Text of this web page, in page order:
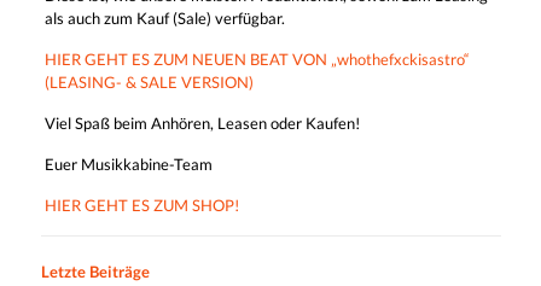
als auch zum Kauf (Sale) verfügbar.
HIER GEHT ES ZUM NEUEN BEAT VON „whothefxckisastro“
(LEASING- & SALE VERSION)
Viel Spaß beim Anhören, Leasen oder Kaufen!
Euer Musikkabine-Team
HIER GEHT ES ZUM SHOP!
Letzte Beiträge